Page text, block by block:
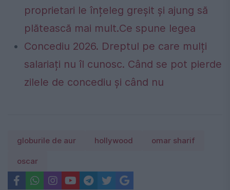
proprietari le înțeleg greșit și ajung să
plătească mai mult.Ce spune legea
Concediu 2026. Dreptul pe care mulți
salariați nu îl cunosc. Când se pot pierde
zilele de concediu și când nu
globurile de aur hollywood omar sharif
oscar